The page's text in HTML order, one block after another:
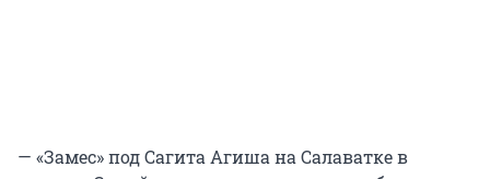
— «Замес» под Сагита Агиша на Салаватке в